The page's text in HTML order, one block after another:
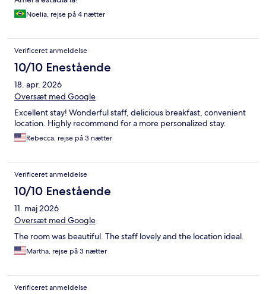
Noelia, rejse på 4 nætter
Verificeret anmeldelse
10/10 Enestående
18. apr. 2026
Oversæt med Google
Excellent stay! Wonderful staff, delicious breakfast, convenient
location. Highly recommend for a more personalized stay.
Rebecca, rejse på 3 nætter
Verificeret anmeldelse
10/10 Enestående
11. maj 2026
Oversæt med Google
The room was beautiful. The staff lovely and the location ideal.
Martha, rejse på 3 nætter
Verificeret anmeldelse